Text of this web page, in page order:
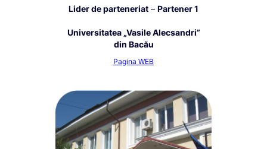
Lider de parteneriat – Partener 1
Universitatea „Vasile Alecsandri”
din Bacău
Pagina WEB